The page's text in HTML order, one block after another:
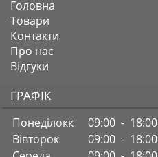
Головна
Товари
Контакти
Про нас
Відгуки
ГРАФІК
Понеділокк
09:00 - 18:00
Вівторок
09:00 - 18:00